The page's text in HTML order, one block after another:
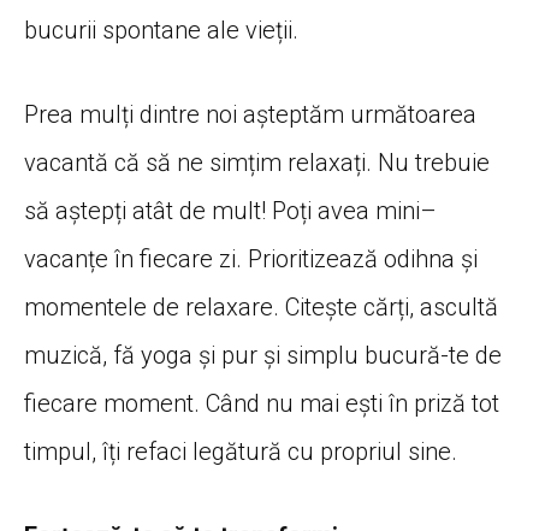
bucurii spontane ale vieții.
Prea mulți dintre noi așteptăm următoarea
vacantă că să ne simțim relaxați. Nu trebuie
să aștepți atât de mult! Poți avea mini–
vacanțe în fiecare zi. Prioritizează odihna și
momentele de relaxare. Citește cărți, ascultă
muzică, fă yoga și pur și simplu bucură-te de
fiecare moment. Când nu mai ești în priză tot
timpul, îți refaci legătură cu propriul sine.